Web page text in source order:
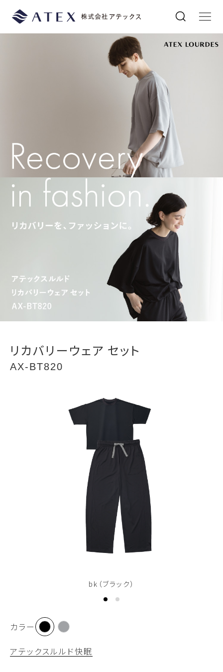
リカバリーウェア セット
AX-BT820
bk（ブラック）
カラー
アテックスルルド快眠